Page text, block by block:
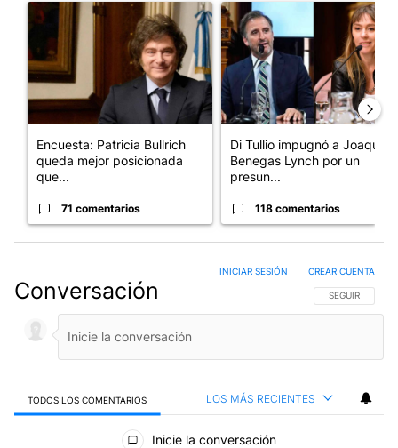
Un artículo de tendencia con el título "Encuesta: Patricia
Encuesta: Patricia Bullrich
queda mejor posicionada
que...
71 comentarios
Un artículo de tendencia con
Di Tullio impugnó a Joaquín
Benegas Lynch por un
presun...
118 comentarios
Conversación SIGA ESTA
SEGUIR
INICIAR SESIÓN CREAR CUENTA
TODOS LOS COMENTARIOS LOS MÁS RECIENTES
Todos los comentarios
Inicie la conversación